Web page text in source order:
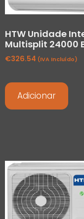
HTW Unidade
Multisplit 24000
€326.54 (IVA Incluído)
Adicionar